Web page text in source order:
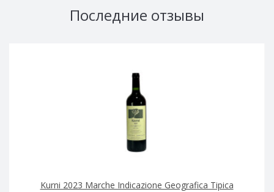
Последние отзывы
Kurni 2023 Marche Indicazione Geografica Tipica